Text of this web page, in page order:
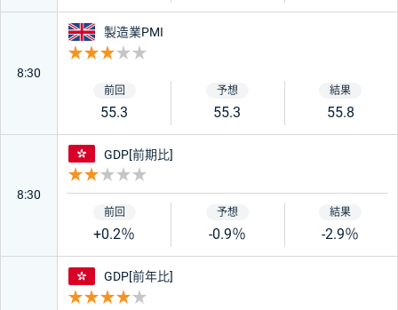
8:30
イギリス
製造業PMI
55.3 55.3 55.8
8:30
香港
GDP[前期比]
+0.2％ -0.9％ -2.9％
香港
GDP[前年比]